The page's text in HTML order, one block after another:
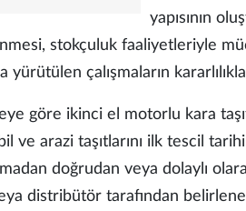
yapısının
stokçuluk faaliyetleriyle
yürütülen çalışmaların
göre ikinci el motorlu kara
ve arazi taşıtlarını ilk tescil
doğrudan veya dolaylı
distribütör tarafından